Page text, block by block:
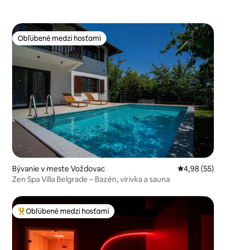
Obľúbené medzi hosťami
Obľúbené medzi hosťami
Bývanie v meste Voždovac Priemerné
4,98 (55)
Zen Spa Villa Belgrade – Bazén, vírivka a sauna
Najobľúbenejšie medzi hosťami
Obľúbené medzi hosťami